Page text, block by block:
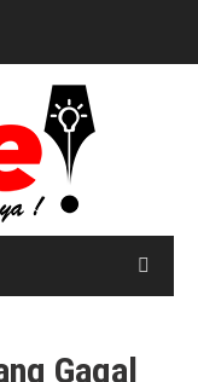
Gagal